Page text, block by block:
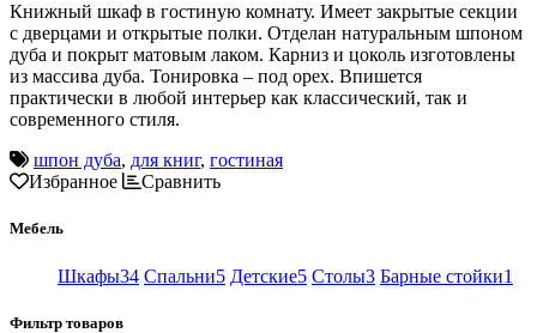
Книжный шкаф в гостиную комнату. Имеет закрытые секции
с дверцами и открытые полки. Отделан натуральным шпоном
дуба и покрыт матовым лаком. Карниз и цоколь изготовлены
из массива дуба. Тонировка – под орех. Впишется
практически в любой интерьер как классический, так и
современного стиля.
шпон дуба, для книг, гостиная
Избранное
Сравнить
Мебель
Шкафы34 Спальни5 Детские5 Столы3 Барные стойки1
Фильтр товаров